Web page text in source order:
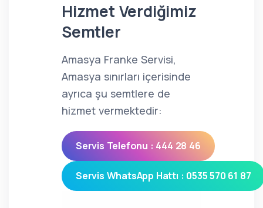
Hizmet Verdiğimiz
Semtler
Amasya Franke Servisi,
Amasya sınırları içerisinde
ayrıca şu semtlere de
hizmet vermektedir:
Servis Telefonu : 444 28 46
Servis WhatsApp Hattı : 0535 570 61 87